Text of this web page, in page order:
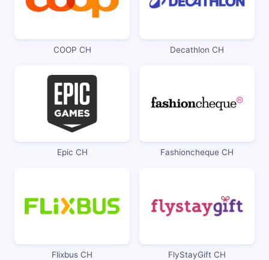
COOP CH Decathlon CH
Epic CH Fashioncheque CH
Flixbus CH FlyStayGift CH